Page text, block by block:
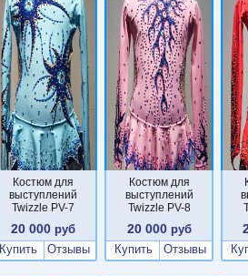
Костюм для
выступлений
Twizzle PV-7
20 000 руб
Купить
Отзывы
Костюм для
выступлений
Twizzle PV-8
20 000руб
Купить
Отзывы